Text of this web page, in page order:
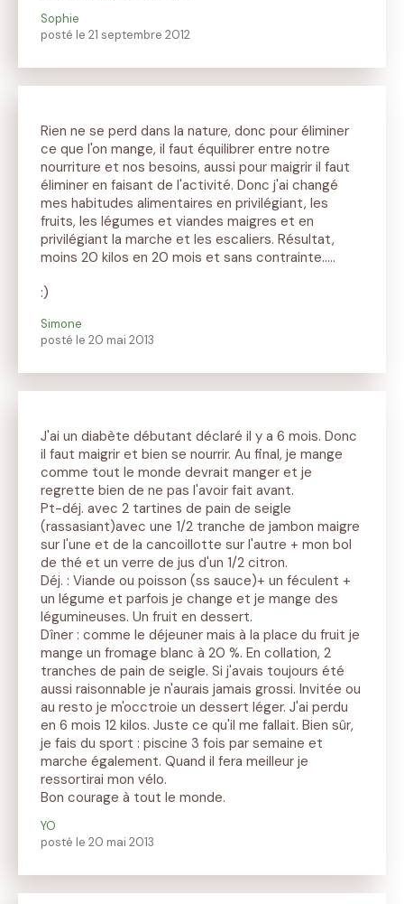
Sophie
posté le 21 septembre 2012
Rien ne se perd dans la nature, donc pour éliminer
ce que l'on mange, il faut équilibrer entre notre
nourriture et nos besoins, aussi pour maigrir il faut
éliminer en faisant de l'activité. Donc j'ai changé
mes habitudes alimentaires en privilégiant, les
fruits, les légumes et viandes maigres et en
privilégiant la marche et les escaliers. Résultat,
moins 20 kilos en 20 mois et sans contrainte.....
:)
Simone
posté le 20 mai 2013
J'ai un diabète débutant déclaré il y a 6 mois. Donc
il faut maigrir et bien se nourrir. Au final, je mange
comme tout le monde devrait manger et je
regrette bien de ne pas l'avoir fait avant.
Pt-déj. avec 2 tartines de pain de seigle
(rassasiant)avec une 1/2 tranche de jambon maigre
sur l'une et de la cancoillotte sur l'autre + mon bol
de thé et un verre de jus d'un 1/2 citron.
Déj. : Viande ou poisson (ss sauce)+ un féculent +
un légume et parfois je change et je mange des
légumineuses. Un fruit en dessert.
Dîner : comme le déjeuner mais à la place du fruit je
mange un fromage blanc à 20 %. En collation, 2
tranches de pain de seigle. Si j'avais toujours été
aussi raisonnable je n'aurais jamais grossi. Invitée ou
au resto je m'occtroie un dessert léger. J'ai perdu
en 6 mois 12 kilos. Juste ce qu'il me fallait. Bien sûr,
je fais du sport : piscine 3 fois par semaine et
marche également. Quand il fera meilleur je
ressortirai mon vélo.
Bon courage à tout le monde.
YO
posté le 20 mai 2013